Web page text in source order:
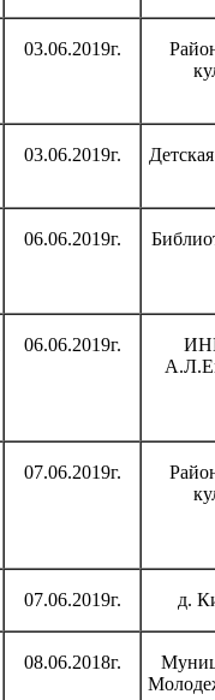
03.06.2019г.
03.06.2019г.
06.06.2019г.
06.06.2019г.
07.06.2019г.
07.06.2019г. д.
08.06.2018г.